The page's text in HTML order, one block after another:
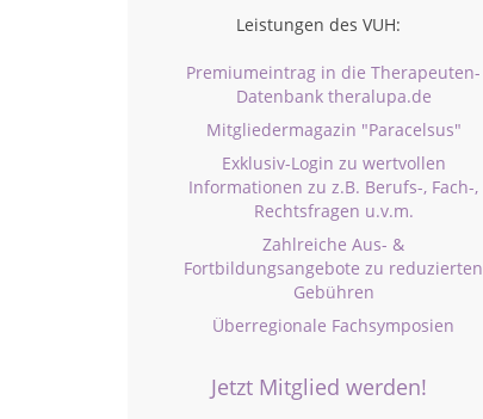
Leistungen des VUH:
Premiumeintrag in die Therapeuten-
Datenbank theralupa.de
Mitgliedermagazin "Paracelsus"
Exklusiv-Login zu wertvollen
Informationen zu z.B. Berufs-, Fach-,
Rechtsfragen u.v.m.
Zahlreiche Aus- &
Fortbildungsangebote zu reduzierten
Gebühren
Überregionale Fachsymposien
Jetzt Mitglied werden!